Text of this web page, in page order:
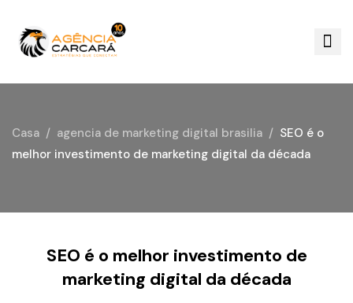
Casa agencia de marketing digital brasilia
SEO é o
melhor investimento de marketing digital da década
SEO é o melhor investimento de
marketing digital da década